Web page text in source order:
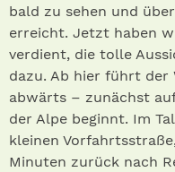
bald zu sehen und
erreicht. Jetzt haben
verdient, die tolle
dazu. Ab hier führt der
abwärts – zunächst
der Alpe beginnt. Im
kleinen
Minuten zurück nach